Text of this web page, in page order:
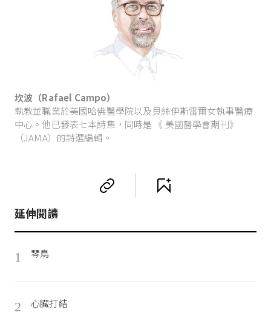
坎波（Rafael Campo）
執教並職業於美國哈佛醫學院以及貝絲伊斯雷爾女執事醫療
中心。他已發表七本詩集，同時是 《 美國醫學會期刊》
（JAMA）的詩選編輯。
延伸閱讀
1 琴鳥
2 心臟打結